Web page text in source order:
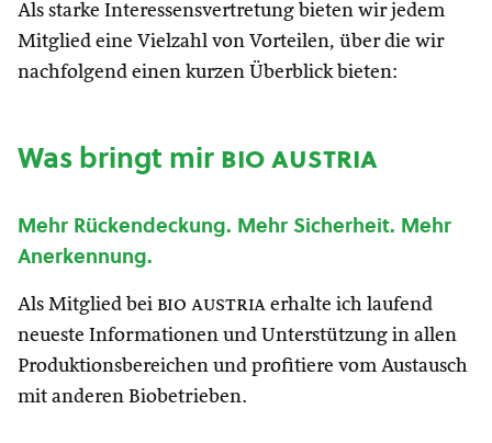
Als starke Interessensvertretung bieten wir jedem
Mitglied eine Vielzahl von Vorteilen, über die wir
nachfolgend einen kurzen Überblick bieten:
Was bringt mirbio austria
Mehr Rückendeckung. Mehr Sicherheit. Mehr
Anerkennung.
Als Mitglied bei bio austria erhalte ich laufend
neueste Informationen und Unterstützung in allen
Produktionsbereichen und profitiere vom Austausch
mit anderen Biobetrieben.